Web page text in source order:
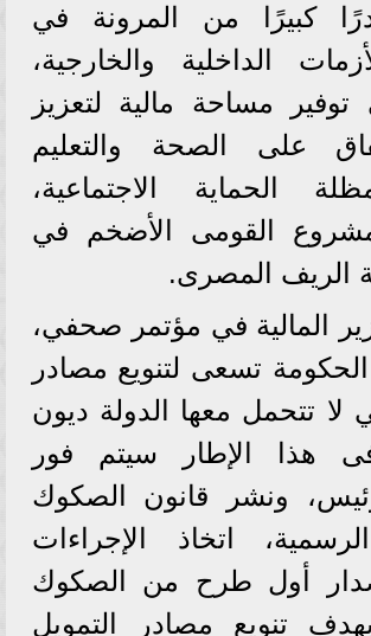
كبيرًا من المرونة في
الداخلية والخارجية،
مساحة مالية لتعزيز
على الصحة والتعليم
الحماية الاجتماعية،
القومى الأضخم في
الريف المصرى.
المالية في مؤتمر صحفي،
الحكومة تسعى لتنويع مصادر
لا تتحمل معها الدولة ديون
هذا الإطار سيتم فور
ونشر قانون الصكوك
اتخاذ الإجراءات
أول طرح من الصكوك
بهدف تنويع مصادر التمويل